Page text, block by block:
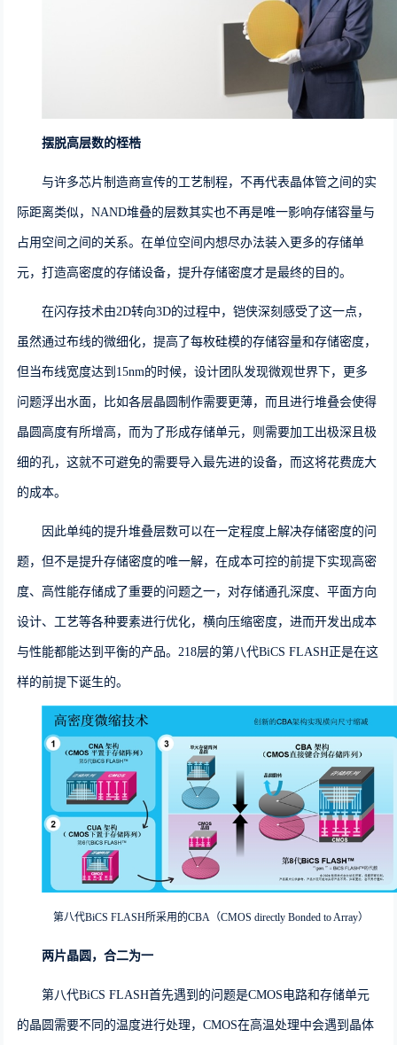
摆脱高层数的桎梏
与许多芯片制造商宣传的工艺制程，不再代表晶体管之间的实
际距离类似，NAND堆叠的层数其实也不再是唯一影响存储容量与
占用空间之间的关系。在单位空间内想尽办法装入更多的存储单
元，打造高密度的存储设备，提升存储密度才是最终的目的。
在闪存技术由2D转向3D的过程中，铠侠深刻感受了这一点，
虽然通过布线的微细化，提高了每枚硅模的存储容量和存储密度，
但当布线宽度达到15nm的时候，设计团队发现微观世界下，更多
问题浮出水面，比如各层晶圆制作需要更薄， 而且进行堆叠会使得
晶圆高度有所增高，而为了形成存储单元，则需要加工出极深且极
细的孔，这就不可避免的需要导入最先进的设备，而这将花费庞大
的成本。
因此单纯的提升堆叠层数可以在一定程度上解决存储密度的问
题，但不是提升存储密度的唯一解，在成本可控的前提下实现高密
度、高性能存储成了重要的问题之一，对存储通孔深度、平面方向
设计、工艺等各种要素进行优化，横向压缩密度，进而开发出成本
与性能都能达到平衡的产品。 218层的第八代BiCS FLASH正是在这
样的前提下诞生的。
第八代BiCS FLASH所采用的CBA（CMOS directly Bonded to Array）
两片晶圆，合二为一
第八代BiCS FLASH首先遇到的问题是CMOS电路和存储单元
的晶圆需要不同的温度进行处理，CMOS在高温处理中会遇到晶体